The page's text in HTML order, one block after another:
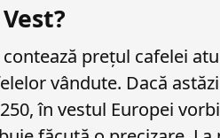
contează prețul cafelei
vândute. Dacă
în vestul Europei